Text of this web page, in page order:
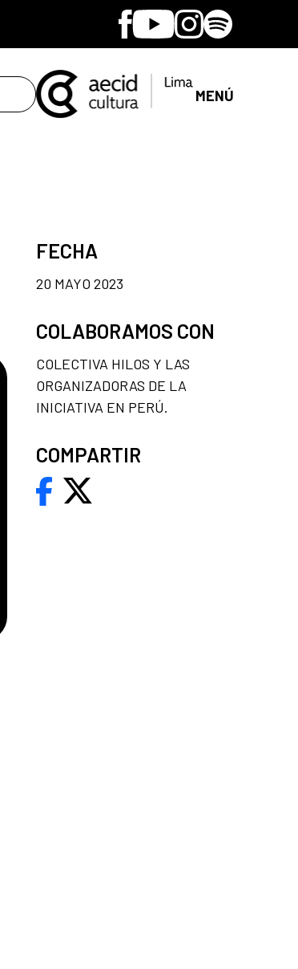
Facebook
YoutubeInstagram
Spotify
MENÚ
FECHA
20 MAYO 2023
COLABORAMOS CON
COLECTIVA HILOS Y LAS
ORGANIZADORAS DE LA
INICIATIVA EN PERÚ.
COMPARTIR